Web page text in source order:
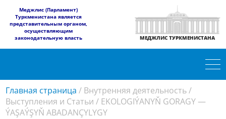
​Меджлис (Парламент)
Туркменистана является
представительным органом,
осуществляющим
законодательную власть
МЕДЖЛИС ТУРКМЕНИСТАНА
Главная страница / Внутренняя деятельность/
Выступления и Статьи / EKOLOGIÝANYŇ GORAGY —
ÝAŞAÝŞYŇ ABADANÇYLYGY